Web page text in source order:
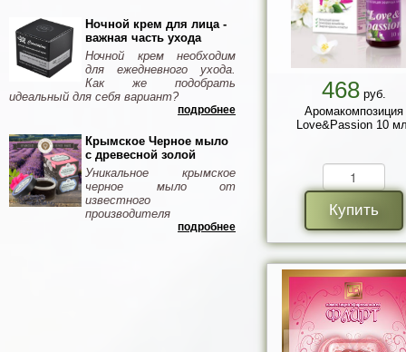
Ночной крем для лица -
важная часть ухода
Ночной крем необходим
для ежедневного ухода.
Как же подобрать
идеальный для себя вариант?
подробнее
Крымское Черное мыло
с древесной золой
Уникальное крымское
черное мыло от
известного
производителя
подробнее
468руб.
Аромакомпозиция
Love&Passion 10
Купить